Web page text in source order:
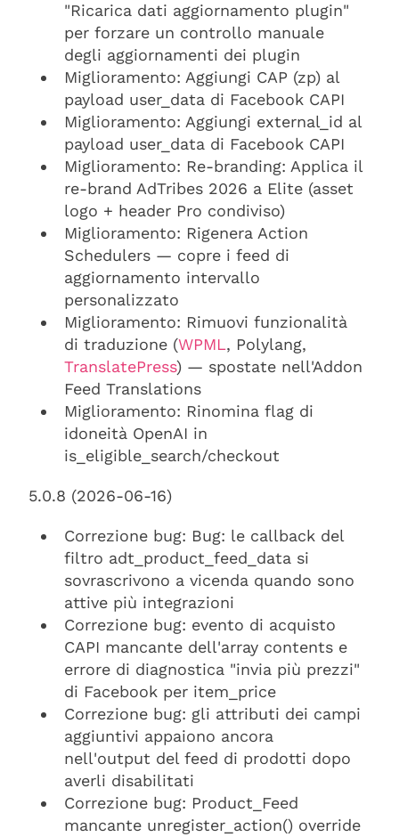
"Ricarica dati aggiornamento plugin"
per forzare un controllo manuale
degli aggiornamenti dei plugin
Miglioramento: Aggiungi CAP (zp) al
payload user_data di Facebook CAPI
Miglioramento: Aggiungi external_id al
payload user_data di Facebook CAPI
Miglioramento: Re-branding: Applica il
re-brand AdTribes 2026 a Elite (asset
logo + header Pro condiviso)
Miglioramento: Rigenera Action
Schedulers — copre i feed di
aggiornamento intervallo
personalizzato
Miglioramento: Rimuovi funzionalità
di traduzione (WPML, Polylang,
TranslatePress) — spostate nell'Addon
Feed Translations
Miglioramento: Rinomina flag di
idoneità OpenAI in
is_eligible_search/checkout
5.0.8 (2026-06-16)
Correzione bug: Bug: le callback del
filtro adt_product_feed_data si
sovrascrivono a vicenda quando sono
attive più integrazioni
Correzione bug: evento di acquisto
CAPI mancante dell'array contents e
errore di diagnostica "invia più prezzi"
di Facebook per item_price
Correzione bug: gli attributi dei campi
aggiuntivi appaiono ancora
nell'output del feed di prodotti dopo
averli disabilitati
Correzione bug: Product_Feed
mancante unregister_action() override